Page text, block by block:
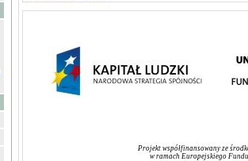
Projekt współfinansowany ze
w ramach Europejskiego